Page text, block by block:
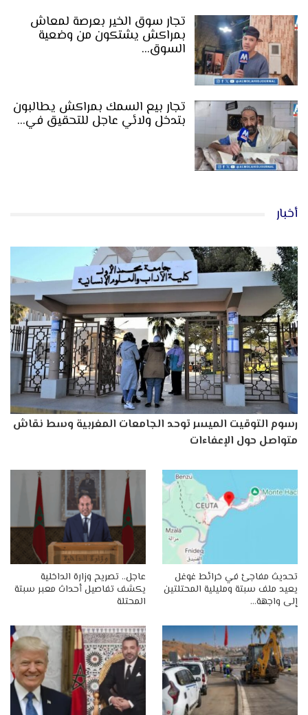
تجار سوق الخير بعرصة لمعاش
بمراكش يشتكون من وضعية
السوق…
تجار بيع السمك بمراكش يطالبون
بتدخل ولائي عاجل للتحقيق في…
أخبار
رسوم التوقيت الميسر توحد الجامعات المغربية وسط نقاش
متواصل حول الإعفاءات
تحديث مفاجئ في خرائط غوغل
يعيد ملف سبتة ومليلية المحتلتين
إلى واجهة…
عاجل.. تصريح وزارة الداخلية
يكشف تفاصيل أحداث معبر سبتة
المحتلة